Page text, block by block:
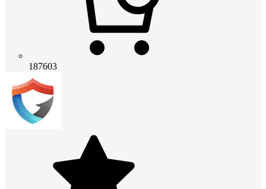
187603